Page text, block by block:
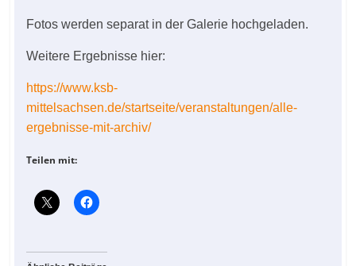
Fotos werden separat in der Galerie hochgeladen.
Weitere Ergebnisse hier:
https://www.ksb-
mittelsachsen.de/startseite/veranstaltungen/alle-
ergebnisse-mit-archiv/
Teilen mit: